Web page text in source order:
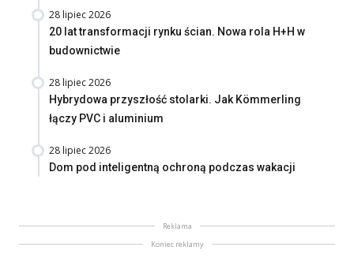
28 lipiec 2026
20 lat transformacji rynku ścian. Nowa rola H+H w
budownictwie
28 lipiec 2026
Hybrydowa przyszłość stolarki. Jak Kömmerling
łączy PVC i aluminium
28 lipiec 2026
Dom pod inteligentną ochroną podczas wakacji
Reklama
Koniec reklamy